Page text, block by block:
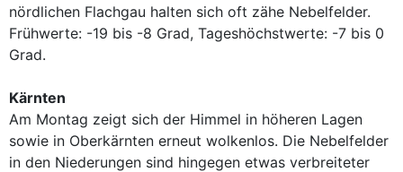
nördlichen Flachgau halten sich oft zähe Nebelfelder.
Frühwerte: -19 bis -8 Grad, Tageshöchstwerte: -7 bis 0
Grad.
Kärnten
Am Montag zeigt sich der Himmel in höheren Lagen
sowie in Oberkärnten erneut wolkenlos. Die Nebelfelder
in den Niederungen sind hingegen etwas verbreiteter